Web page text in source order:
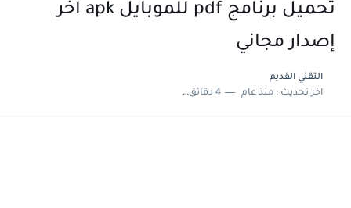
تحميل برنامج pdf للموبايل apk آخر
إصدار مجاني
التقني القديم
اخر تحديث :منذ عام 4 دقائق للقراءة